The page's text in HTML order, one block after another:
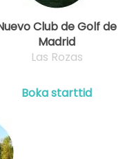
Club de Golf de
Madrid
Las Rozas
Boka starttid